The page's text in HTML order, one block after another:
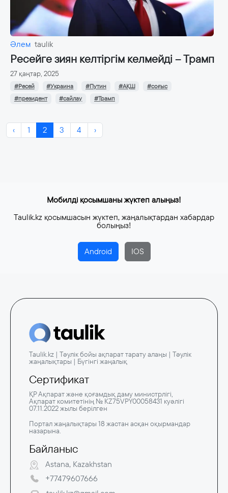
Әлем taulik
Ресейге зиян келтіргім келмейді – Трамп
27 қаңтар, 2025
#Ресей #Украина #Путин #АҚШ
#соғыс
#президент
#сайлау #Трамп
‹ 1 2 3 4 ›
Мобилді қосымшаны жүктеп алыңыз!
Taulik.kz қосымшасын жүктеп, жаңалықтардан хабардар
болыңыз!
Android IOS
Taulik.kz | Тәулік бойы ақпарат тарату алаңы | Тәулік
жаңалықтары | Бүгінгі жаңалық
Сертификат
ҚР Ақпарат және қоғамдық даму министрлігі,
Ақпарат комитетінің № KZ75VPY00058431 куәлігі
07.11.2022 жылы берілген
Портал жаңалықтары 18 жастан асқан оқырмандар
назарына.
Байланыс
Astana, Kazakhstan
+77479607666